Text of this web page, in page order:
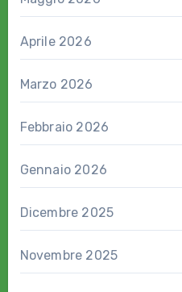
Aprile 2026
Marzo 2026
Febbraio 2026
Gennaio 2026
Dicembre 2025
Novembre 2025